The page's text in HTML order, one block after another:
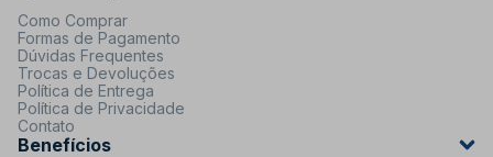
Como Comprar
Formas de Pagamento
Dúvidas Frequentes
Trocas e Devoluções
Política de Entrega
Política de Privacidade
Contato
Benefícios